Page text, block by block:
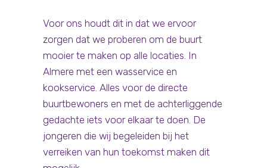
Voor ons houdt dit in dat we ervoor
zorgen dat we proberen om de buurt
mooier te maken op alle locaties. In
Almere met een wasservice en
kookservice. Alles voor de directe
buurtbewoners en met de achterliggende
gedachte iets voor elkaar te doen. De
jongeren die wij begeleiden bij het
verreiken van hun toekomst maken dit